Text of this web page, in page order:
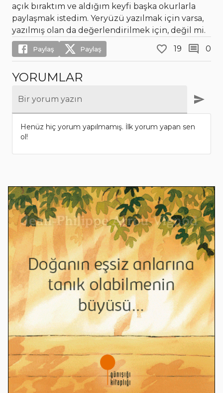
açık bıraktım ve aldığım keyfi başka okurlarla
paylaşmak istedim. Yeryüzü yazılmak için varsa,
yazılmış olan da değerlendirilmek için, değil mi.
Paylaş Paylaş 19 0
YORUMLAR
Bir yorum yazın
Henüz hiç yorum yapılmamış. İlk yorum yapan sen
ol!